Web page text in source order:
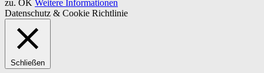
zu. OK Weitere Informationen
Datenschutz & Cookie Richtlinie
Schließen